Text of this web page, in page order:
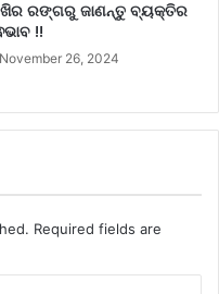
ରଙ୍ଗରୁ ଜାଣନ୍ତୁ ବ୍ୟକ୍ତିର
!!
November 26, 2024
Required fields are